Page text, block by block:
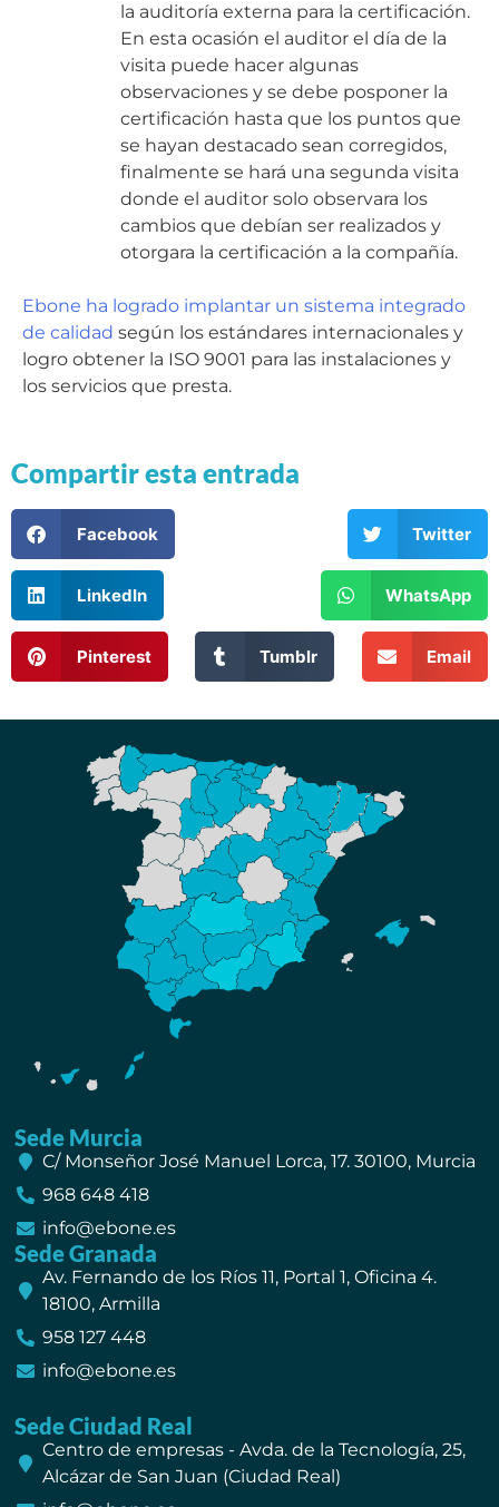
la auditoría externa para la certificación.
En esta ocasión el auditor el día de la
visita puede hacer algunas
observaciones y se debe posponer la
certificación hasta que los puntos que
se hayan destacado sean corregidos,
finalmente se hará una segunda visita
donde el auditor solo observara los
cambios que debían ser realizados y
otorgara la certificación a la compañía.
Ebone ha logrado implantar un sistema integrado
de calidad según los estándares internacionales y
logro obtener la ISO 9001 para las instalaciones y
los servicios que presta.
Compartir esta entrada
Facebook Twitter
LinkedIn WhatsApp
Pinterest Tumblr Email
Sede Murcia
C/ Monseñor José Manuel Lorca, 17. 30100, Murcia
968 648 418
info@ebone.es
Sede Granada
Av. Fernando de los Ríos 11, Portal 1, Oficina 4.
18100, Armilla
958 127 448
info@ebone.es
Sede Ciudad Real
Centro de empresas - Avda. de la Tecnología, 25,
Alcázar de San Juan (Ciudad Real)